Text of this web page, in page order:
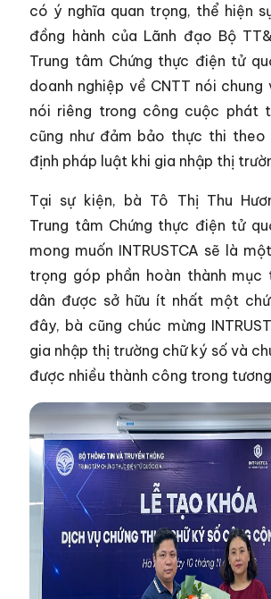
có ý nghĩa quan trọng, thể hiện
đồng hành của Lãnh đạo Bộ
Trung tâm Chứng thực điện tử
doanh nghiệp về CNTT nói chung
nói riêng trong công cuộc phát
cũng như đảm bảo thực thi theo
định pháp luật khi gia nhập thị
Tại sự kiện, bà Tô Thị Thu
Trung tâm Chứng thực điện tử
mong muốn INTRUSTCA sẽ là
trọng góp phần hoàn thành mục
dân được sở hữu ít nhất một
đây, bà cũng chúc mừng
gia nhập thị trường chữ ký số và
được nhiều thành công trong